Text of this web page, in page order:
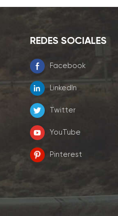
REDES SOCIALES
Facebook
LinkedIn
Twitter
YouTube
Pinterest